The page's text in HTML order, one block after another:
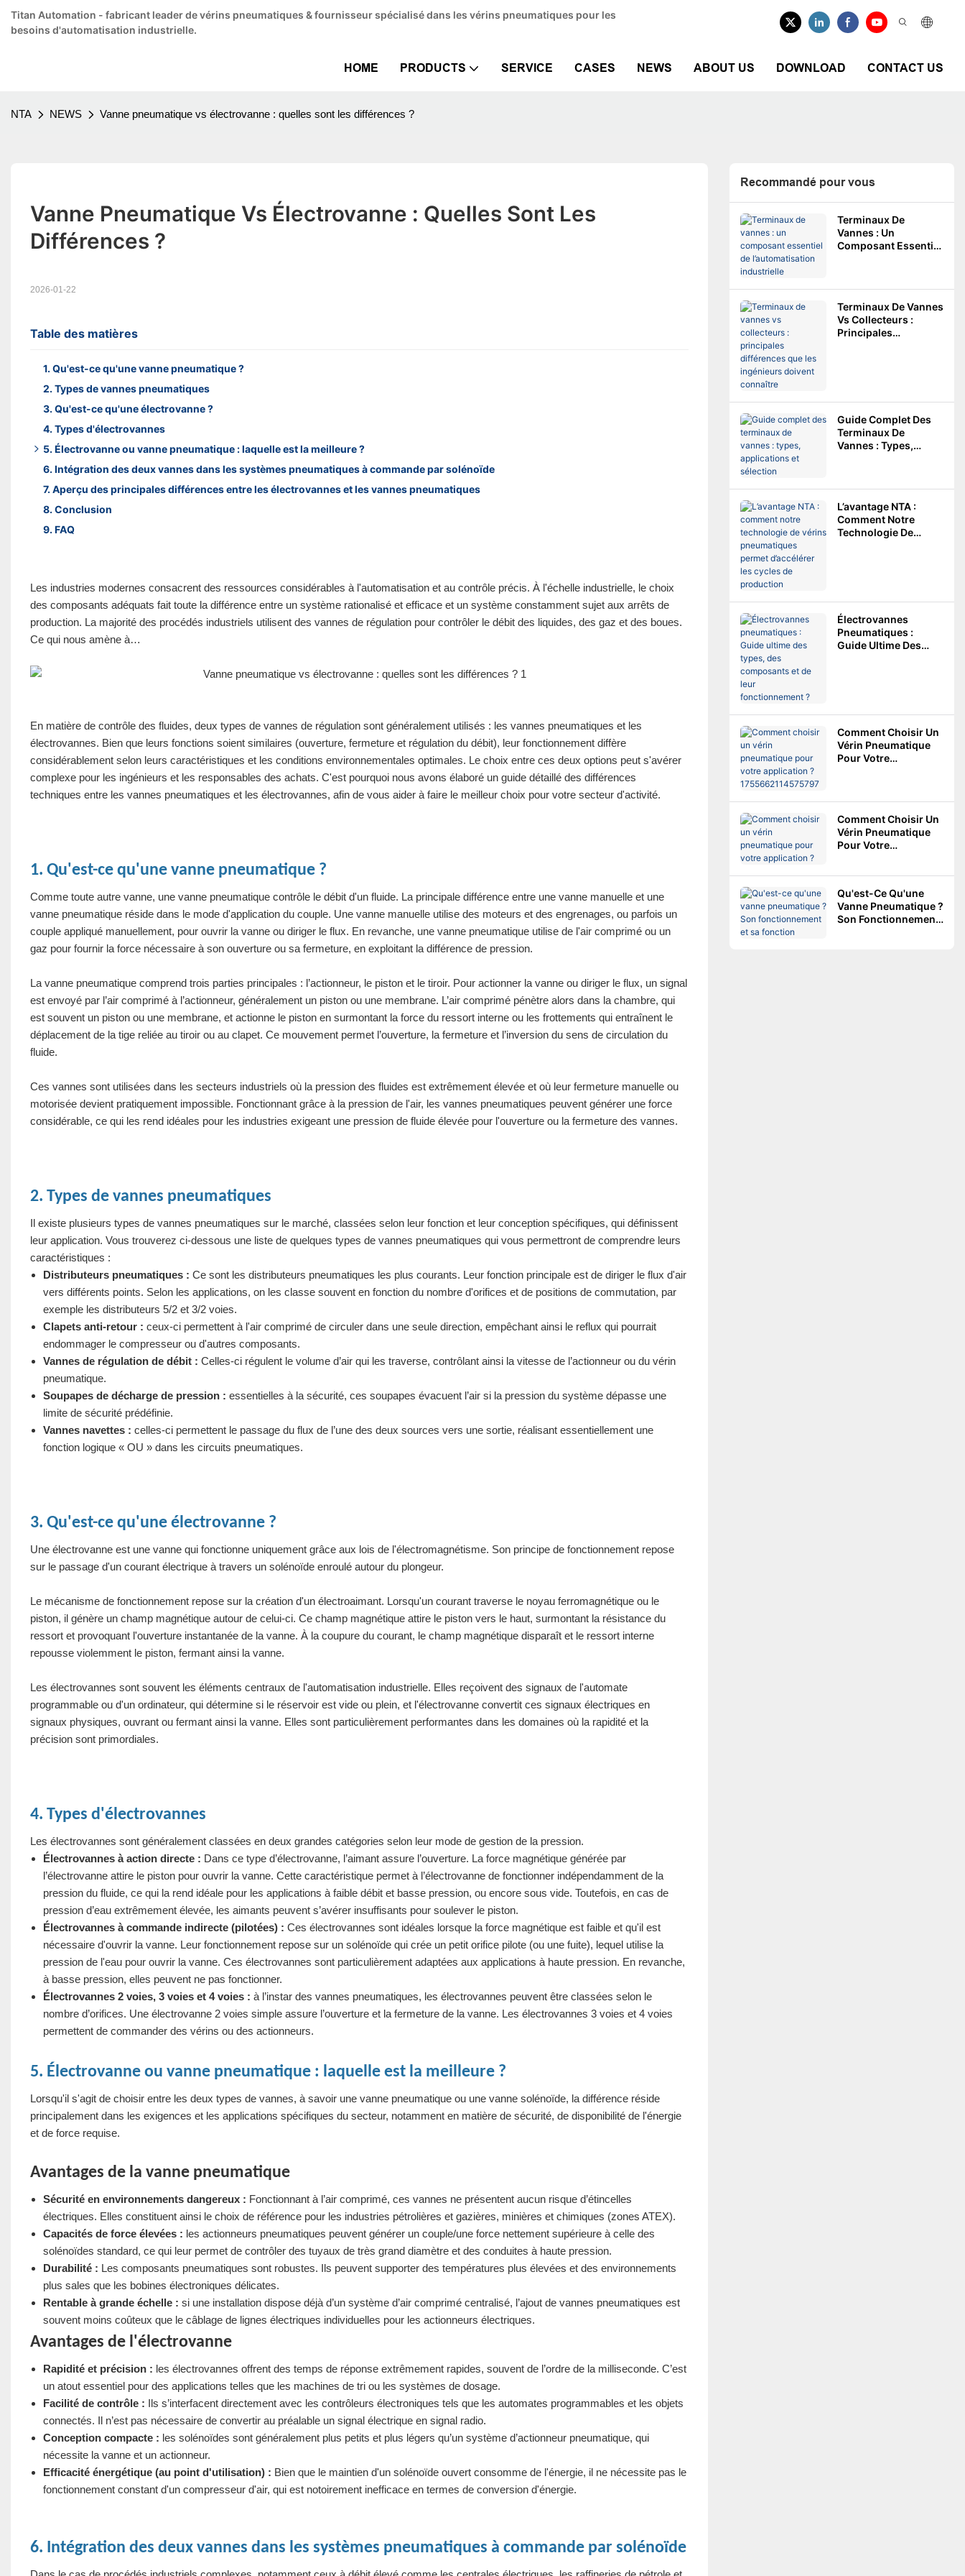
Titan Automation - fabricant leader de vérins pneumatiques & fournisseur spécialisé dans les vérins pneumatiques pour les
besoins d'automatisation industrielle.
HOME PRODUCTS SERVICE CASES NEWS ABOUT US DOWNLOAD CONTACT US
NTA NEWS Vanne pneumatique vs électrovanne : quelles sont les différences ?
Vanne Pneumatique Vs Électrovanne : Quelles Sont Les
Différences ?
2026-01-22
Table des matières
1. Qu'est-ce qu'une vanne pneumatique ?
2. Types de vannes pneumatiques
3. Qu'est-ce qu'une électrovanne ?
4. Types d'électrovannes
5. Électrovanne ou vanne pneumatique : laquelle est la meilleure ?
Avantages de la vanne pneumatique
Avantages de l'électrovanne
6. Intégration des deux vannes dans les systèmes pneumatiques à commande par solénoïde
7. Aperçu des principales différences entre les électrovannes et les vannes pneumatiques
8. Conclusion
9. FAQ
Les industries modernes consacrent des ressources considérables à l'automatisation et au contrôle précis. À l'échelle industrielle, le choix
des composants adéquats fait toute la différence entre un système rationalisé et efficace et un système constamment sujet aux arrêts de
production. La majorité des procédés industriels utilisent des vannes de régulation pour contrôler le débit des liquides, des gaz et des boues.
Ce qui nous amène à…
En matière de contrôle des fluides, deux types de vannes de régulation sont généralement utilisés : les vannes pneumatiques et les
électrovannes. Bien que leurs fonctions soient similaires (ouverture, fermeture et régulation du débit), leur fonctionnement diffère
considérablement selon leurs caractéristiques et les conditions environnementales optimales. Le choix entre ces deux options peut s'avérer
complexe pour les ingénieurs et les responsables des achats. C'est pourquoi nous avons élaboré un guide détaillé des différences
techniques entre les vannes pneumatiques et les électrovannes, afin de vous aider à faire le meilleur choix pour votre secteur d'activité.
1. Qu'est-ce qu'une vanne pneumatique ?
Comme toute autre vanne, une vanne pneumatique contrôle le débit d'un fluide. La principale différence entre une vanne manuelle et une
vanne pneumatique réside dans le mode d'application du couple. Une vanne manuelle utilise des moteurs et des engrenages, ou parfois un
couple appliqué manuellement, pour ouvrir la vanne ou diriger le flux. En revanche, une vanne pneumatique utilise de l'air comprimé ou un
gaz pour fournir la force nécessaire à son ouverture ou sa fermeture, en exploitant la différence de pression.
La vanne pneumatique comprend trois parties principales : l’actionneur, le piston et le tiroir. Pour actionner la vanne ou diriger le flux, un signal
est envoyé par l’air comprimé à l’actionneur, généralement un piston ou une membrane. L’air comprimé pénètre alors dans la chambre, qui
est souvent un piston ou une membrane, et actionne le piston en surmontant la force du ressort interne ou les frottements qui entraînent le
déplacement de la tige reliée au tiroir ou au clapet. Ce mouvement permet l’ouverture, la fermeture et l’inversion du sens de circulation du
fluide.
Ces vannes sont utilisées dans les secteurs industriels où la pression des fluides est extrêmement élevée et où leur fermeture manuelle ou
motorisée devient pratiquement impossible. Fonctionnant grâce à la pression de l'air, les vannes pneumatiques peuvent générer une force
considérable, ce qui les rend idéales pour les industries exigeant une pression de fluide élevée pour l'ouverture ou la fermeture des vannes.
2. Types de vannes pneumatiques
Il existe plusieurs types de vannes pneumatiques sur le marché, classées selon leur fonction et leur conception spécifiques, qui définissent
leur application. Vous trouverez ci-dessous une liste de quelques types de vannes pneumatiques qui vous permettront de comprendre leurs
caractéristiques :
Distributeurs pneumatiques : Ce sont les distributeurs pneumatiques les plus courants. Leur fonction principale est de diriger le flux d'air
vers différents points. Selon les applications, on les classe souvent en fonction du nombre d'orifices et de positions de commutation, par
exemple les distributeurs 5/2 et 3/2 voies.
Clapets anti-retour : ceux-ci permettent à l'air comprimé de circuler dans une seule direction, empêchant ainsi le reflux qui pourrait
endommager le compresseur ou d'autres composants.
Vannes de régulation de débit : Celles-ci régulent le volume d’air qui les traverse, contrôlant ainsi la vitesse de l’actionneur ou du vérin
pneumatique.
Soupapes de décharge de pression : essentielles à la sécurité, ces soupapes évacuent l’air si la pression du système dépasse une
limite de sécurité prédéfinie.
Vannes navettes : celles-ci permettent le passage du flux de l’une des deux sources vers une sortie, réalisant essentiellement une
fonction logique « OU » dans les circuits pneumatiques.
3. Qu'est-ce qu'une électrovanne ?
Une électrovanne est une vanne qui fonctionne uniquement grâce aux lois de l'électromagnétisme. Son principe de fonctionnement repose
sur le passage d'un courant électrique à travers un solénoïde enroulé autour du plongeur.
Le mécanisme de fonctionnement repose sur la création d'un électroaimant. Lorsqu'un courant traverse le noyau ferromagnétique ou le
piston, il génère un champ magnétique autour de celui-ci. Ce champ magnétique attire le piston vers le haut, surmontant la résistance du
ressort et provoquant l'ouverture instantanée de la vanne. À la coupure du courant, le champ magnétique disparaît et le ressort interne
repousse violemment le piston, fermant ainsi la vanne.
Les électrovannes sont souvent les éléments centraux de l'automatisation industrielle. Elles reçoivent des signaux de l'automate
programmable ou d'un ordinateur, qui détermine si le réservoir est vide ou plein, et l'électrovanne convertit ces signaux électriques en
signaux physiques, ouvrant ou fermant ainsi la vanne. Elles sont particulièrement performantes dans les domaines où la rapidité et la
précision sont primordiales.
4. Types d'électrovannes
Les électrovannes sont généralement classées en deux grandes catégories selon leur mode de gestion de la pression.
Électrovannes à action directe : Dans ce type d’électrovanne, l’aimant assure l’ouverture. La force magnétique générée par
l’électrovanne attire le piston pour ouvrir la vanne. Cette caractéristique permet à l’électrovanne de fonctionner indépendamment de la
pression du fluide, ce qui la rend idéale pour les applications à faible débit et basse pression, ou encore sous vide. Toutefois, en cas de
pression d’eau extrêmement élevée, les aimants peuvent s’avérer insuffisants pour soulever le piston.
Électrovannes à commande indirecte (pilotées) : Ces électrovannes sont idéales lorsque la force magnétique est faible et qu'il est
nécessaire d'ouvrir la vanne. Leur fonctionnement repose sur un solénoïde qui crée un petit orifice pilote (ou une fuite), lequel utilise la
pression de l'eau pour ouvrir la vanne. Ces électrovannes sont particulièrement adaptées aux applications à haute pression. En revanche,
à basse pression, elles peuvent ne pas fonctionner.
Électrovannes 2 voies, 3 voies et 4 voies : à l’instar des vannes pneumatiques, les électrovannes peuvent être classées selon le
nombre d’orifices. Une électrovanne 2 voies simple assure l’ouverture et la fermeture de la vanne. Les électrovannes 3 voies et 4 voies
permettent de commander des vérins ou des actionneurs.
5. Électrovanne ou vanne pneumatique : laquelle est la meilleure ?
Lorsqu'il s'agit de choisir entre les deux types de vannes, à savoir une vanne pneumatique ou une vanne solénoïde, la différence réside
principalement dans les exigences et les applications spécifiques du secteur, notamment en matière de sécurité, de disponibilité de l'énergie
et de force requise.
Avantages de la vanne pneumatique
Sécurité en environnements dangereux : Fonctionnant à l’air comprimé, ces vannes ne présentent aucun risque d’étincelles
électriques. Elles constituent ainsi le choix de référence pour les industries pétrolières et gazières, minières et chimiques (zones ATEX).
Capacités de force élevées : les actionneurs pneumatiques peuvent générer un couple/une force nettement supérieure à celle des
solénoïdes standard, ce qui leur permet de contrôler des tuyaux de très grand diamètre et des conduites à haute pression.
Durabilité : Les composants pneumatiques sont robustes. Ils peuvent supporter des températures plus élevées et des environnements
plus sales que les bobines électroniques délicates.
Rentable à grande échelle : si une installation dispose déjà d’un système d’air comprimé centralisé, l’ajout de vannes pneumatiques est
souvent moins coûteux que le câblage de lignes électriques individuelles pour les actionneurs électriques.
Avantages de l'électrovanne
Rapidité et précision : les électrovannes offrent des temps de réponse extrêmement rapides, souvent de l’ordre de la milliseconde. C’est
un atout essentiel pour des applications telles que les machines de tri ou les systèmes de dosage.
Facilité de contrôle : Ils s’interfacent directement avec les contrôleurs électroniques tels que les automates programmables et les objets
connectés. Il n’est pas nécessaire de convertir au préalable un signal électrique en signal radio.
Conception compacte : les solénoïdes sont généralement plus petits et plus légers qu’un système d’actionneur pneumatique, qui
nécessite la vanne et un actionneur.
Efficacité énergétique (au point d'utilisation) : Bien que le maintien d'un solénoïde ouvert consomme de l'énergie, il ne nécessite pas le
fonctionnement constant d'un compresseur d'air, qui est notoirement inefficace en termes de conversion d'énergie.
6. Intégration des deux vannes dans les systèmes pneumatiques à commande par solénoïde
Recommandé pour vous
Terminaux De
Vannes : Un
Composant Essentiel
Terminaux De Vannes
Vs Collecteurs :
Principales
Guide Complet Des
Terminaux De
Vannes : Types,
L’avantage NTA :
Comment Notre
Technologie De
Électrovannes
Pneumatiques :
Guide Ultime Des
Comment Choisir Un
Vérin Pneumatique
Pour Votre
Comment Choisir Un
Vérin Pneumatique
Pour Votre
Qu'est-Ce Qu'une
Vanne Pneumatique ?
Son Fonctionnement